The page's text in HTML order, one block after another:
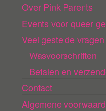
Over Pink Parents
Events voor queer
Veel gestelde vragen
Wasvoorschriften
Betalen en
Contact
Algemene